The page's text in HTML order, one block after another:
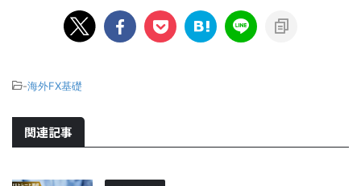
-海外FX基礎
関連記事